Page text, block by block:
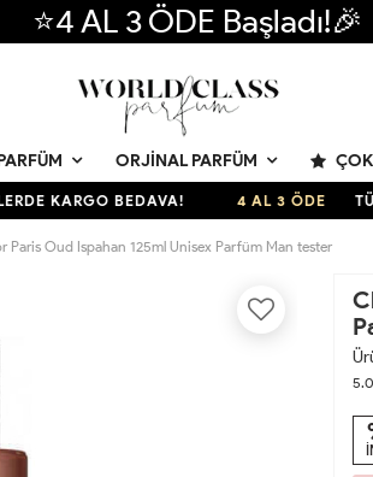
⭐4 AL 3 ÖDE Başladı!🎉
ORJINAL PARFÜM
KARGO BEDAVA! 4 AL 3 ÖDE TÜM
Paris Oud Ispahan 125ml Unisex Parfüm Man tester
5.0